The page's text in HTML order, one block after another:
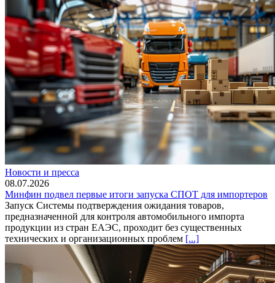
Новости и пресса
08.07.2026
Минфин подвел первые итоги запуска СПОТ для импортеров
Запуск Системы подтверждения ожидания товаров,
предназначенной для контроля автомобильного импорта
продукции из стран ЕАЭС, проходит без существенных
технических и организационных проблем [...]